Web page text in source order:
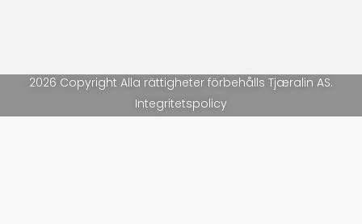
2026 Copyright Alla rättigheter förbehålls Tjæralin AS.
Integritetspolicy